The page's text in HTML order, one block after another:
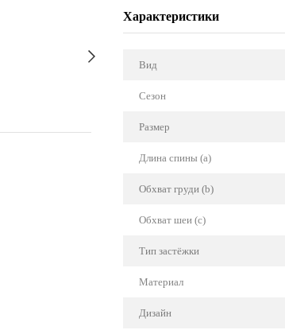
Характеристики
Вид
Сезон
Размер
Длина спины (a)
Обхват груди (b)
Обхват шеи (с)
Тип застёжки
Материал
Дизайн